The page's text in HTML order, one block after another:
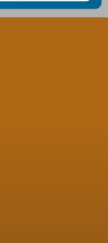
บายคุ้มครอง ข้อมูลส่วนบุ